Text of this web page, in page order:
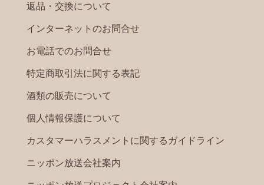
返品・交換について
インターネットのお問合せ
お電話でのお問合せ
特定商取引法に関する表記
酒類の販売について
個人情報保護について
カスタマーハラスメントに関するガイドライン
ニッポン放送会社案内